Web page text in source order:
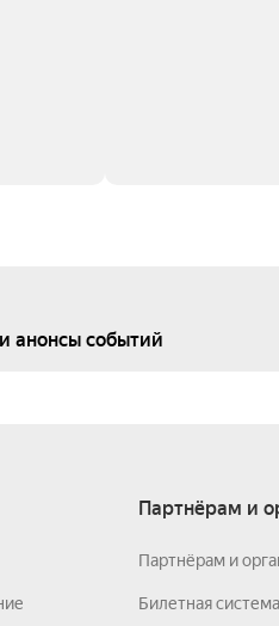
анонсы событий
Партнёрам и
Партнёрам и
Билетная